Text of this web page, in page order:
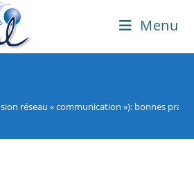
Menu
réseau « communication »): bonnes